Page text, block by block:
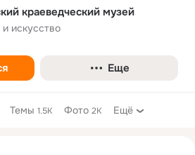
краеведческий музей
искусство
Еще
Темы 1.5K Фото 2K Ещё